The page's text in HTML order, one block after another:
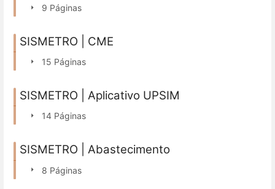
9 Páginas
SISMETRO | CME
15 Páginas
SISMETRO | Aplicativo UPSIM
14 Páginas
SISMETRO | Abastecimento
8 Páginas